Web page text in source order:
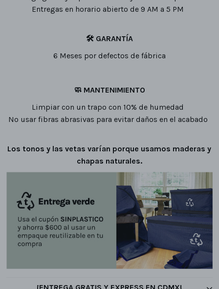
Entregas en horario abierto de 9 AM a 5 PM
🛠 GARANTÍA
6 Meses por defectos de fábrica
🧼 MANTENIMIENTO
Limpiar con un trapo con 10% de humedad
No usar fibras abrasivas para evitar daños en el acabado
Los tonos y las vetas varían porque usamos maderas y
chapas naturales.